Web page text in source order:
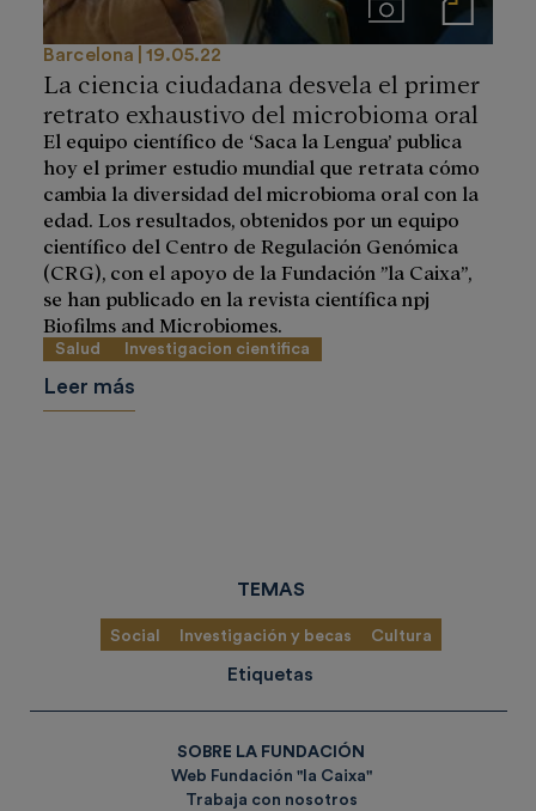
ImágenesNotas de prensa
Barcelona 19.05.22
La ciencia ciudadana desvela el primer
retrato exhaustivo del microbioma oral
El equipo científico de ‘Saca la Lengua’ publica
hoy el primer estudio mundial que retrata cómo
cambia la diversidad del microbioma oral con la
edad. Los resultados, obtenidos por un equipo
científico del Centro de Regulación Genómica
(CRG), con el apoyo de la Fundación ”la Caixa”,
se han publicado en la revista científica npj
Biofilms and Microbiomes.
Salud Investigacion cientifica
Leer más
TEMAS
Social Investigación y becas Cultura
Etiquetas
SOBRE LA FUNDACIÓN
Web Fundación "la Caixa"
Trabaja con nosotros